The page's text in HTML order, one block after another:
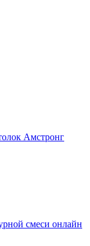
Амстронг
смеси онлайн